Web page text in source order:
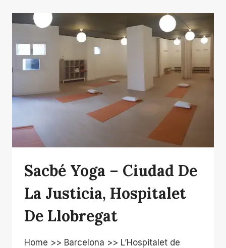
Sacbé Yoga – Ciudad De
La Justicia, Hospitalet
De Llobregat
Home >> Barcelona >> L’Hospitalet de